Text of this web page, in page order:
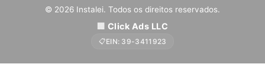
© 2026 Instalei. Todos os direitos reservados.
Click Ads LLC
EIN: 39-3411923